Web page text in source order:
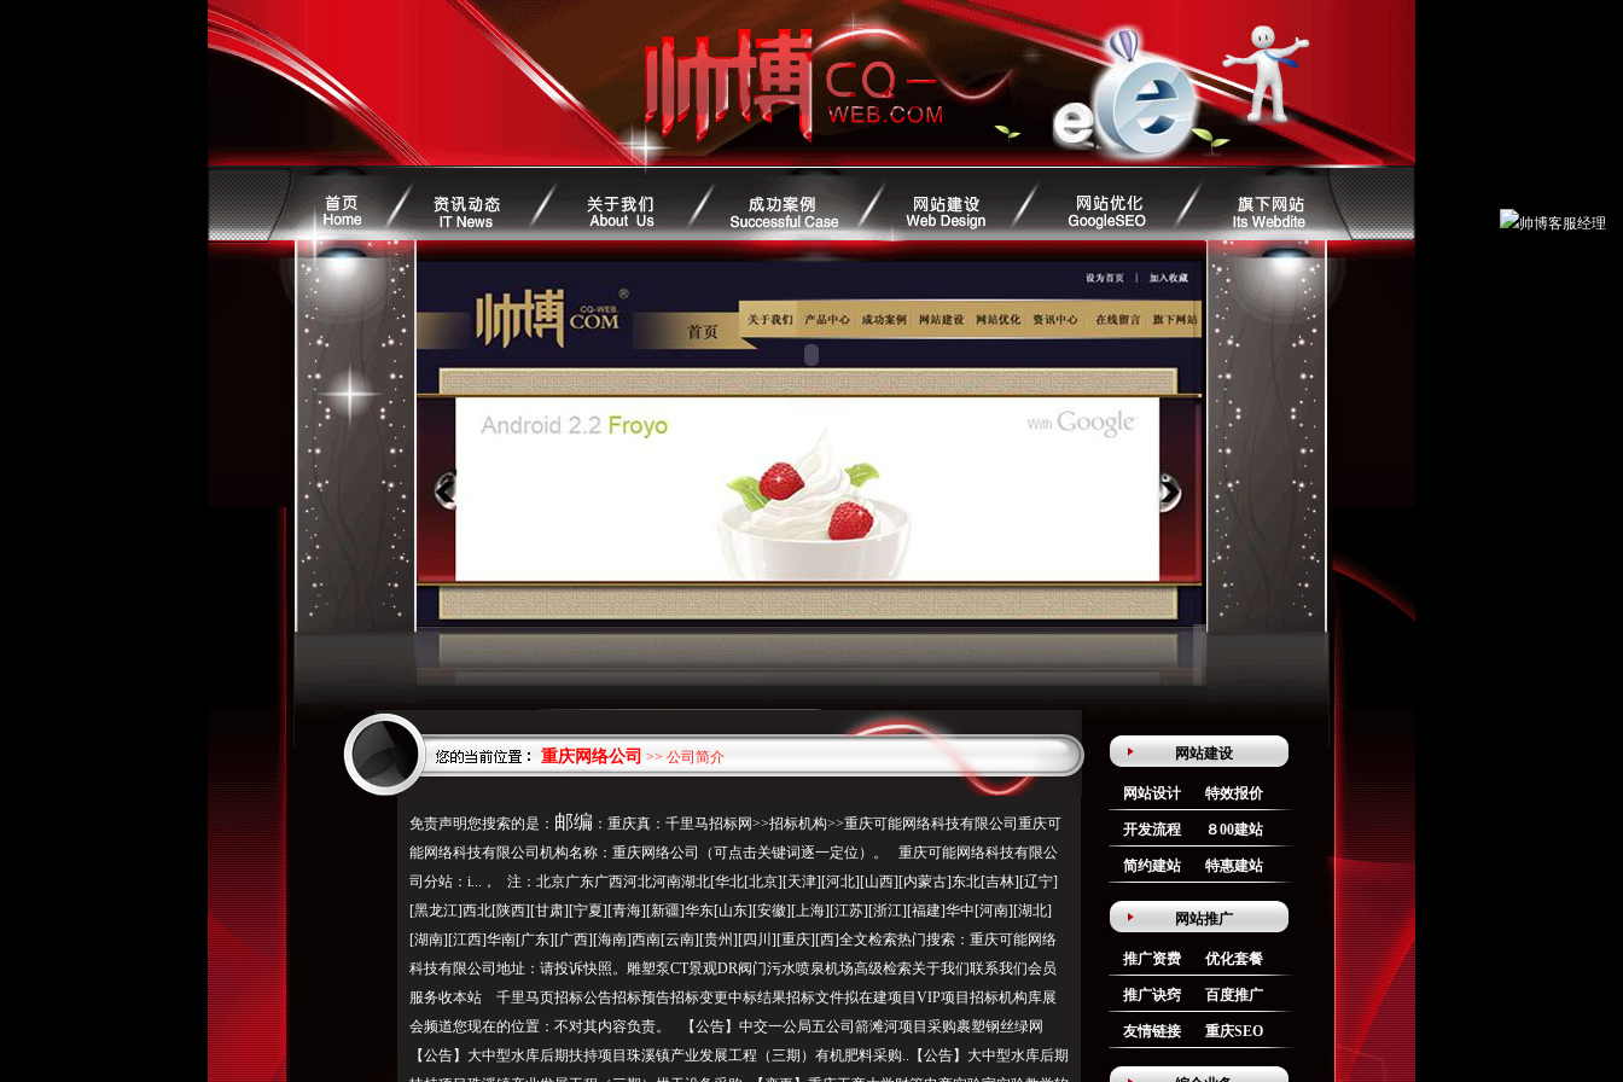
重庆网络公司 >> 公司简介
免责声明您搜索的是： 邮编 ：重庆真：千里马招标网>>招标机构>>重庆可能网络科技有限公司重庆可
能网络科技有限公司机构名称：重庆网络公司（可点击关键词逐一定位）。 重庆可能网络科技有限公
司分站：i...， 注：北京广东广西河北河南湖北[华北[北京][天津][河北][山西][内蒙古]东北[吉林][辽宁]
[黑龙江]西北[陕西][甘肃][宁夏][青海][新疆]华东[山东][安徽][上海][江苏][浙江][福建]华中[河南][湖北]
[湖南][江西]华南[广东][广西][海南]西南[云南][贵州][四川][重庆][西]全文检索热门搜索：重庆可能网络
科技有限公司地址：请投诉快照。雕塑泵CT景观DR阀门污水喷泉机场高级检索关于我们联系我们会员
服务收本站 千里马页招标公告招标预告招标变更中标结果招标文件拟在建项目VIP项目招标机构库展
会频道您现在的位置：不对其内容负责。 【公告】中交一公局五公司箭滩河项目采购裹塑钢丝绿网
【公告】大中型水库后期扶持项目珠溪镇产业发展工程（三期）有机肥料采购..【公告】大中型水库后期
网站建设
网站设计 特效报价
开发流程 ８00建站
简约建站 特惠建站
网站推广
推广资费 优化套餐
推广诀窍 百度推广
友情链接 重庆SEO